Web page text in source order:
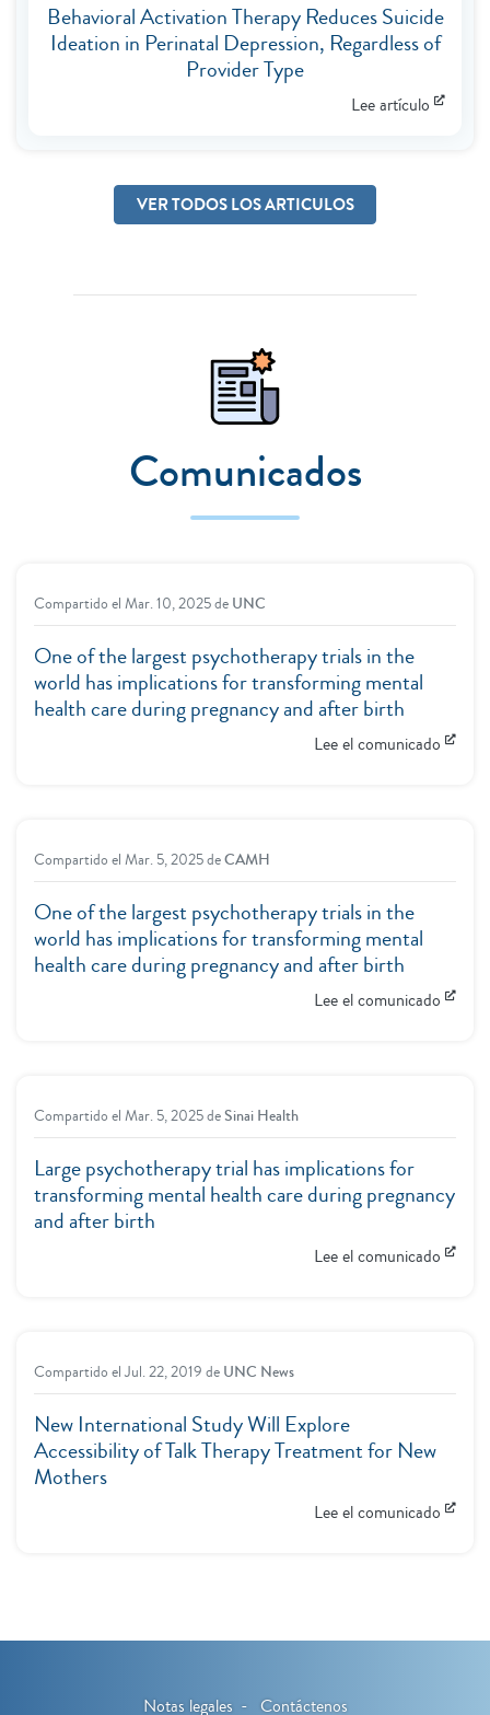
Behavioral Activation Therapy Reduces Suicide
Ideation in Perinatal Depression, Regardless of
Provider Type
Lee artículo
VER TODOS LOS ARTICULOS
Comunicados
Compartido elMar. 10, 2025deUNC
One of the largest psychotherapy trials in the
world has implications for transforming mental
health care during pregnancy and after birth
Lee el comunicado
Compartido elMar. 5, 2025deCAMH
One of the largest psychotherapy trials in the
world has implications for transforming mental
health care during pregnancy and after birth
Lee el comunicado
Compartido elMar. 5, 2025deSinai Health
Large psychotherapy trial has implications for
transforming mental health care during pregnancy
and after birth
Lee el comunicado
Compartido elJul. 22, 2019deUNC News
New International Study Will Explore
Accessibility of Talk Therapy Treatment for New
Mothers
Lee el comunicado
Notas legales Contáctenos